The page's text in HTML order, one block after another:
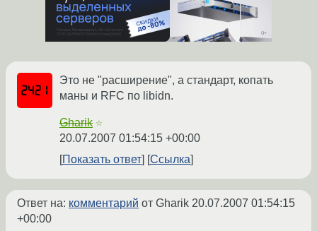
Это не "расширение", а стандарт, копать
маны и RFC по libidn.
Gharik ☆
20.07.2007 01:54:15 +00:00
Показать ответ
Ссылка
Ответ на: комментарий от Gharik 20.07.2007 01:54:15
+00:00